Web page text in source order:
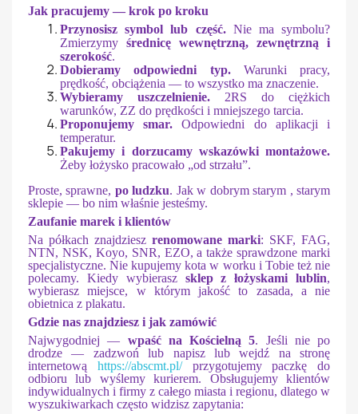
Jak pracujemy — krok po kroku
Przynosisz symbol lub część.Nie ma symbolu?
Zmierzymy średnicę wewnętrzną, zewnętrzną i
szerokość.
Dobieramy odpowiedni typ.Warunki pracy,
prędkość, obciążenia — to wszystko ma znaczenie.
Wybieramy uszczelnienie. 2RS do ciężkich
warunków, ZZ do prędkości i mniejszego tarcia.
Proponujemy smar. Odpowiedni do aplikacji i
temperatur.
Pakujemy i dorzucamy wskazówki montażowe.
Żeby łożysko pracowało „od strzału”.
Proste, sprawne, po ludzku. Jak w dobrym starym , starym
sklepie — bo nim właśnie jesteśmy.
Zaufanie marek i klientów
Na półkach znajdziesz renomowane marki: SKF, FAG,
NTN, NSK, Koyo, SNR, EZO, a także sprawdzone marki
specjalistyczne. Nie kupujemy kota w worku i Tobie też nie
polecamy. Kiedy wybierasz sklep z łożyskami lublin,
wybierasz miejsce, w którym jakość to zasada, a nie
obietnica z plakatu.
Gdzie nas znajdziesz i jak zamówić
Najwygodniej — wpaść na Kościelną 5. Jeśli nie po
drodze — zadzwoń lub napisz lub wejdź na stronę
internetową https://abscmt.pl/przygotujemy paczkę do
odbioru lub wyślemy kurierem. Obsługujemy klientów
indywidualnych i firmy z całego miasta i regionu, dlatego w
wyszukiwarkach często widzisz zapytania: